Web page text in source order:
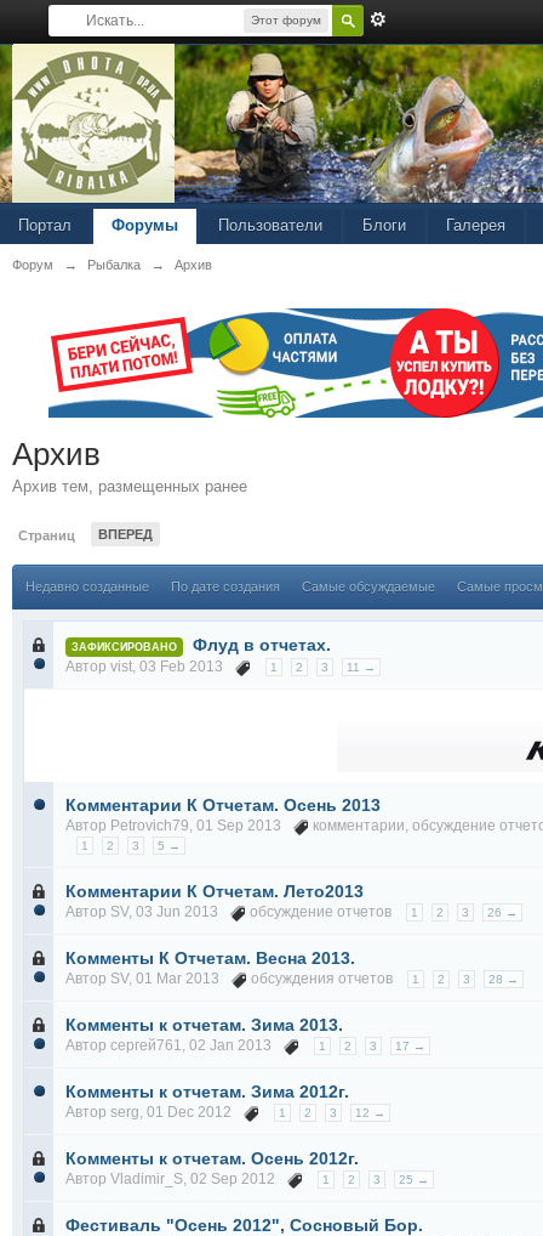
Этот форум
Портал Форумы Пользователи Блоги Галерея
Форум → Рыбалка → Архив
Архив
Архив тем, размещенных ранее
Страниц ВПЕРЕД
Недавно созданные По дате создания Самые обсуждаемые Самые
ЗАФИКСИРОВАНО Флуд в отчетах.
Автор vist, 03 Feb 2013 1 2 3 11 →
Комментарии К Отчетам. Осень 2013
Автор Petrovich79, 01 Sep 2013 комментарии, обсуждение
1 2 3 5 →
Комментарии К Отчетам. Лето2013
Автор SV, 03 Jun 2013 обсуждение отчетов 1 2 3 26 →
Комменты К Отчетам. Весна 2013.
Автор SV, 01 Mar 2013 обсуждения отчетов 1 2 3 28 →
Комменты к отчетам. Зима 2013.
Автор сергей761, 02 Jan 2013 1 2 3 17 →
Комменты к отчетам. Зима 2012г.
Автор serg, 01 Dec 2012 1 2 3 12 →
Комменты к отчетам. Осень 2012г.
Автор Vladimir_S, 02 Sep 2012 1 2 3 25 →
Фестиваль "Осень 2012", Сосновый Бор.